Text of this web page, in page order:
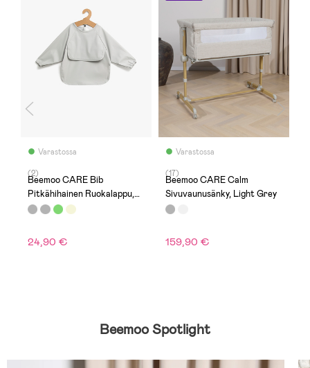
Varastossa
(2)
Beemoo CARE Bib
Pitkähihainen Ruokalappu,
Light Grey
24,90 €
Varastossa
(17)
Beemoo CARE Calm
Sivuvaunusänky, Light Grey
159,90 €
Beemoo Spotlight